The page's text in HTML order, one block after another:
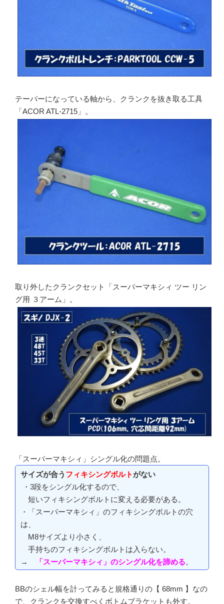
テーパーになっている軸から、クランクを抜き取る工具
「ACOR ATL-2715」。
取り外したクランクセット「スーパーマキシィ ツー リン
グ用 ３アーム」。
「スーパーマキシィ」シングル化の問題点。
サイズが合う フィキシングボルトがない
・3段をシングル化するので、
短いフィキシングボルトに変える必要がある。
・「スーパーマキシィ」のフィキシングボルトの穴
は、
M8サイズより小さく、
手持ちのフィキシングボルトは入らない。
→
「スーパーマキシィ」のシングル化を諦める。
BBのシェル幅を計ってみると規格通りの【 68mm 】なの
で、クランクを交換すべくボトムブラケットも外す。